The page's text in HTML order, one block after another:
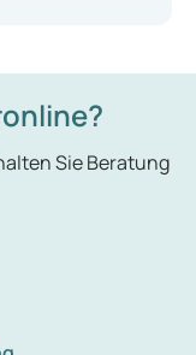
Sie Beratung